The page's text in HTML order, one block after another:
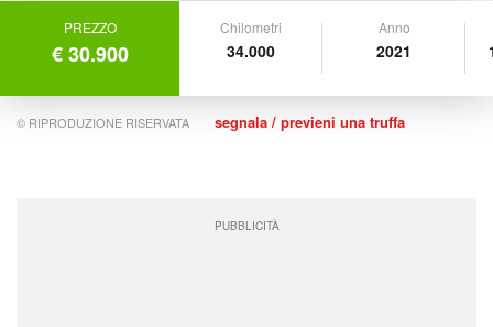
PREZZO
€ 30.900
Chilometri
34.000
Anno
2021
© RIPRODUZIONE RISERVATA segnala / previeni una truffa
PUBBLICITÀ